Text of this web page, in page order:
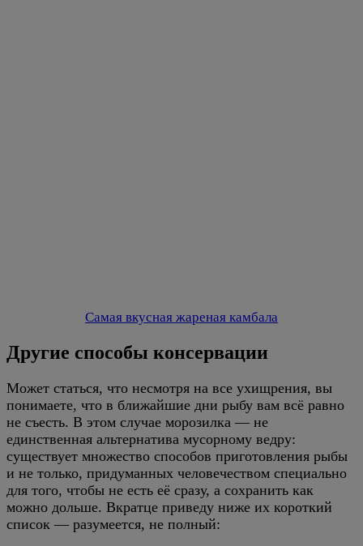
Самая вкусная жареная камбала
Другие способы консервации
Может статься, что несмотря на все ухищрения, вы
понимаете, что в ближайшие дни рыбу вам всё равно
не съесть. В этом случае морозилка — не
единственная альтернатива мусорному ведру:
существует множество способов приготовления рыбы
и не только, придуманных человечеством специально
для того, чтобы не есть её сразу, а сохранить как
можно дольше. Вкратце приведу ниже их короткий
список — разумеется, не полный: